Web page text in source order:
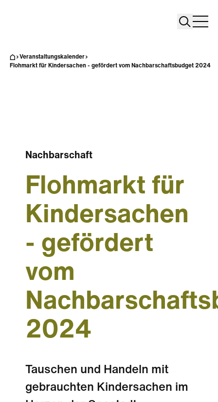
Search
Veranstaltungskalender
Flohmarkt für Kindersachen - gefördert vom Nachbarschaftsbudget 2024
Nachbarschaft
Flohmarkt für
Kindersachen
- gefördert
vom
2024
Tauschen und Handeln mit
gebrauchten Kindersachen im